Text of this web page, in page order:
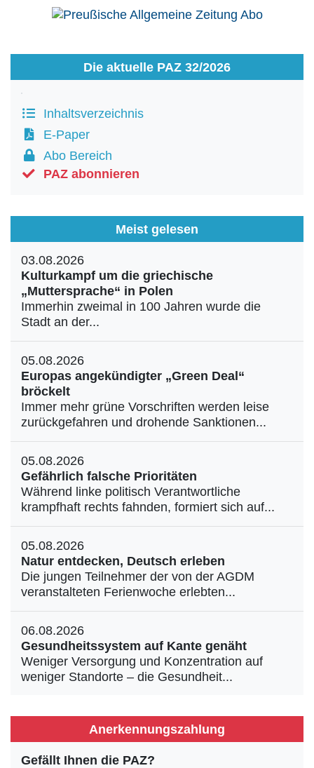
Die aktuelle PAZ 32/2026
Inhaltsverzeichnis
E-Paper
Abo Bereich
PAZ abonnieren
Meist gelesen
03.08.2026
Kulturkampf um die griechische
„Muttersprache“ in Polen
Immerhin zweimal in 100 Jahren wurde die
Stadt an der...
05.08.2026
Europas angekündigter „Green Deal“
bröckelt
Immer mehr grüne Vorschriften werden leise
zurückgefahren und drohende Sanktionen...
05.08.2026
Gefährlich falsche Prioritäten
Während linke politisch Verantwortliche
krampfhaft rechts fahnden, formiert sich auf...
05.08.2026
Natur entdecken, Deutsch erleben
Die jungen Teilnehmer der von der AGDM
veranstalteten Ferienwoche erlebten...
06.08.2026
Gesundheitssystem auf Kante genäht
Weniger Versorgung und Konzentration auf
weniger Standorte – die Gesundheit...
Anerkennungszahlung
Gefällt Ihnen die PAZ?